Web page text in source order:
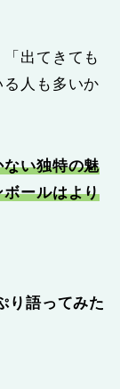
出てきても
人も多いか
い独特の魅
ールはより
り語ってみた